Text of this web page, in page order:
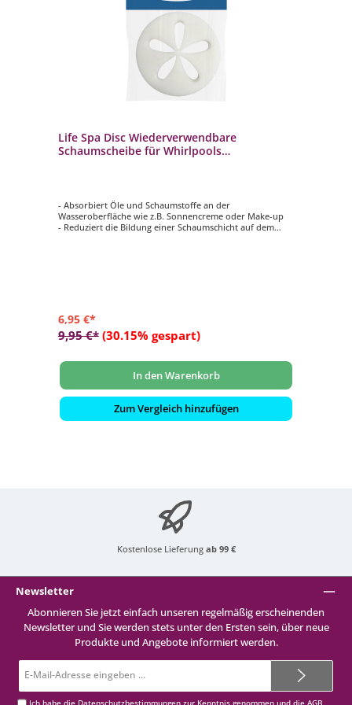
Life Spa Disc Wiederverwendbare
Schaumscheibe für Whirlpools
- Absorbiert Öle und Schaumstoffe an der
Wasseroberfläche wie z.B. Sonnencreme oder Make-up
- Reduziert die Bildung einer Schaumschicht auf dem
6,95 €*
9,95 €* (30.15% gespart)
In den Warenkorb
Zum Vergleich hinzufügen
Kostenlose Lieferung ab 99 €
Newsletter
Abonnieren Sie jetzt einfach unseren regelmäßig erscheinenden
Newsletter und Sie werden stets unter den Ersten sein, über neue
Produkte und Angebote informiert werden.
Mail-